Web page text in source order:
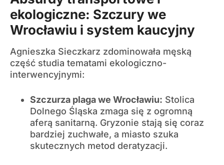
ekologiczne: Szczury we
Wrocławiu i system kaucyjny
Agnieszka Sieczkarz zdominowała męską
część studia tematami ekologiczno-
interwencyjnymi:
Szczurza plaga we Wrocławiu: Stolica
Dolnego Śląska zmaga się z ogromną
aferą sanitarną. Gryzonie stają się coraz
bardziej zuchwałe, a miasto szuka
skutecznych metod deratyzacji.